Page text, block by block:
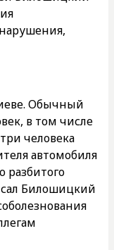
Обычный
в том числе
человека
автомобиля
разбитого
Билошицкий